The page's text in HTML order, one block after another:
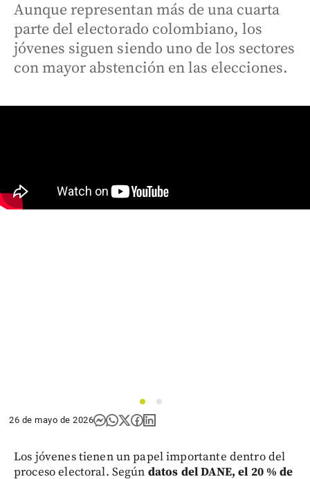
Aunque representan más de una cuarta
parte del electorado colombiano, los
jóvenes siguen siendo uno de los sectores
con mayor abstención en las elecciones.
1
2
26 de mayo de 2026
Los jóvenes tienen un papel importante dentro del
proceso electoral. Según datos del DANE, el 20 % de